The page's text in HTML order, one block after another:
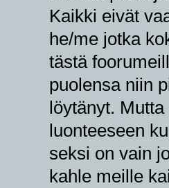
Kaikki eivät
he/me jotka
tästä
puolensa niin
löytänyt.
luonteeseen
seksi on vain
kahle meille